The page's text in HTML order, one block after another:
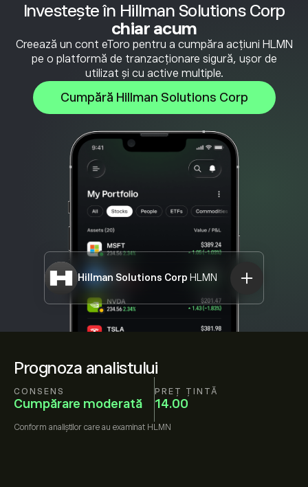
Prognoza analistului
CONSENS
Cumpărare moderată
PREȚ ȚINTĂ
14.00
Conform analiștilor care au examinat HLMN
Investește în Hillman Solutions Corp
chiar acum
Creează un cont eToro pentru a cumpăra acțiuni HLMN
pe o platformă de tranzacționare sigură, ușor de
utilizat și cu active multiple.
Cumpără Hillman Solutions Corp
Hillman Solutions Corp HLMN